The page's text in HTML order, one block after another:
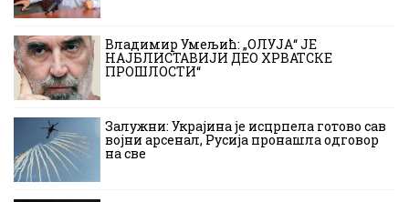
Владимир Умељић: „ОЛУЈА“ ЈЕ
НАЈБЛИСТАВИЈИ ДЕО ХРВАТСКЕ
ПРОШЛОСТИ“
Залужни: Украјина је исцрпела готово сав
војни арсенал, Русија пронашла одговор
на све